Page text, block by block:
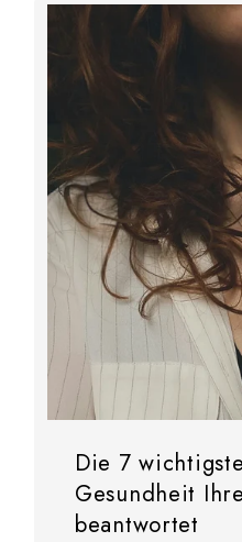
Die 7
Gesundheit
beantwortet